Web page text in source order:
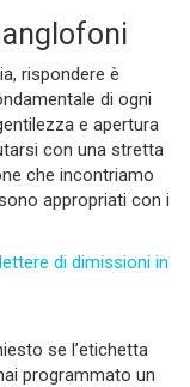
rispondere è
di ogni
e apertura
con una stretta
che incontriamo
appropriati con i
di dimissioni in
se l’etichetta
programmato un